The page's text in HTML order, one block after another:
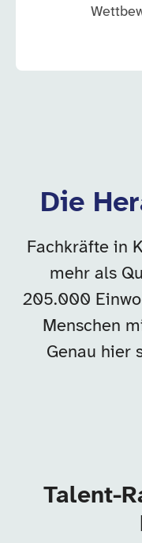
Die
Fachkräfte in
mehr als
205.000
Menschen
Genau hier
Talent-